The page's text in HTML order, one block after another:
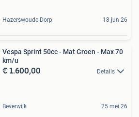
Hazerswoude-Dorp 18 jun 26
Vespa Sprint 50cc - Mat Groen - Max 70
km/u
€ 1.600,00 Details
Beverwijk 25 mei 26